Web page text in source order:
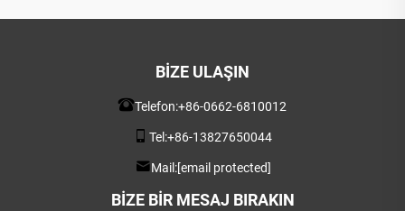
BIZE ULAŞIN
Telefon:+86-0662-6810012
Tel:+86-13827650044
Mail:[email protected]
BIZE BIR MESAJ BIRAKIN